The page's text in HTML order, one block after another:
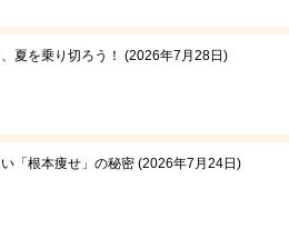
夏を乗り切ろう！ 2026年7月28日
「根本痩せ」の秘密 2026年7月24日